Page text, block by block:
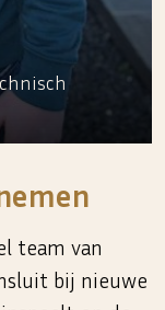
team van
bij nieuwe